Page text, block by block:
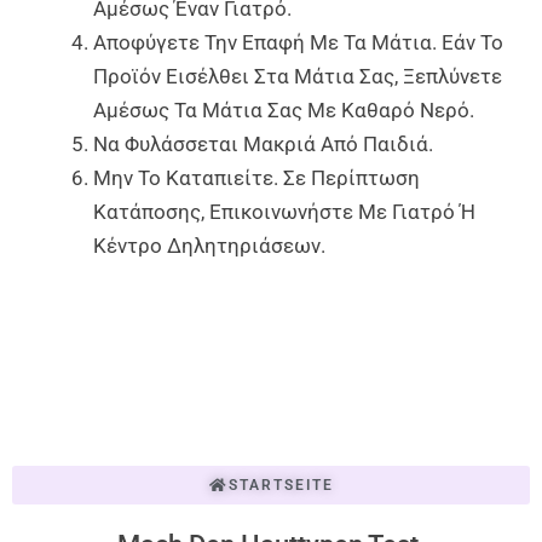
Αμέσως Έναν Γιατρό.
Αποφύγετε Την Επαφή Με Τα Μάτια. Εάν Το
Προϊόν Εισέλθει Στα Μάτια Σας, Ξεπλύνετε
Αμέσως Τα Μάτια Σας Με Καθαρό Νερό.
Να Φυλάσσεται Μακριά Από Παιδιά.
Μην Το Καταπιείτε. Σε Περίπτωση
Κατάποσης, Επικοινωνήστε Με Γιατρό Ή
Κέντρο Δηλητηριάσεων.
STARTSEITE